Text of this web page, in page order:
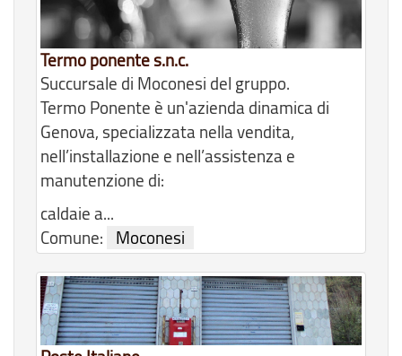
Termo ponente s.n.c.
Succursale di Moconesi del gruppo.
Termo Ponente è un'azienda dinamica di
Genova, specializzata nella vendita,
nell’installazione e nell’assistenza e
manutenzione di:
caldaie a...
Comune:
Moconesi